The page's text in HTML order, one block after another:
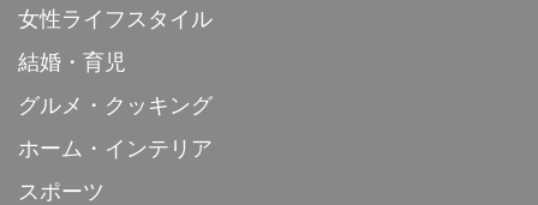
女性ライフスタイル
結婚・育児
グルメ・クッキング
ホーム・インテリア
スポーツ